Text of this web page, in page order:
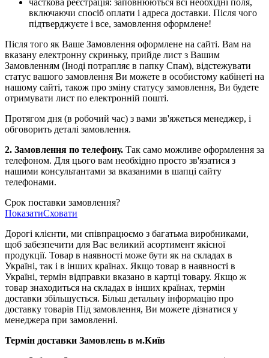
часткова реєстрація: заповнюються всі необхідні поля,
включаючи спосіб оплати і адреса доставки. Після чого
підтверджуєте і все, замовлення оформлене!
Після того як Ваше Замовлення оформлене на сайті. Вам на
вказану електронну скриньку, прийде лист з Вашим
Замовленням (Іноді потрапляє в папку Спам), відстежувати
статус вашого замовлення Ви можете в особистому кабінеті на
нашому сайті, також про зміну статусу замовлення, Ви будете
отримувати лист по електронній пошті.
Протягом дня (в робочий час) з вами зв'яжеться менеджер, і
обговорить деталі замовлення.
2. Замовлення по телефону. Так само можливе оформлення за
телефоном. Для цього вам необхідно просто зв'язатися з
нашими консультантами за вказаними в шапці сайту
телефонами.
Срок поставки замовлення?
ПоказатиСховати
Дорогі клієнти, ми співпрацюємо з багатьма виробниками,
щоб забезпечити для Вас великий асортимент якісної
продукції. Товар в наявності може бути як на складах в
Україні, так і в інших країнах. Якщо товар в наявності в
Україні, термін відправки вказано в картці товару. Якщо ж
товар знаходиться на складах в інших країнах, термін
доставки збільшується. Більш детальну інформацію про
доставку товарів Під замовлення, Ви можете дізнатися у
менеджера при замовленні.
Термін доставки Замовлень в м.Київ